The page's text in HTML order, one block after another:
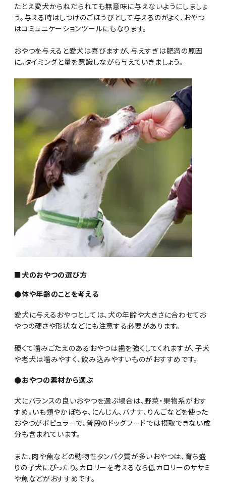
たとえ愛犬からねだられても無意味に与えないようにしましょ
う。与える時はしつけのごほうびとして与えるのがよく、おやつ
はコミュニケーションツールにもなります。
おやつを与えると愛犬は喜びますが、与えすぎは肥満の原因
に。タイミングと量を意識しながら与えていきましょう。
■犬のおやつの選び方
●体や年齢のことを考える
愛犬に与えるおやつとしては、犬の年齢や大きさに合わせてお
やつの硬さや形状などにも注意する必要があります。
硬くて噛みごたえのあるおやつは歯を強くしてくれますが、子犬
や老犬は噛みやすく、飲み込みやすいものがおすすめです。
●おやつの素材から選ぶ
犬にバランスの良いおやつを選ぶ場合は、野菜・果物系がおす
すめ。いも類やかぼちゃ、にんじん、バナナ、りんごなどを使った
おやつがポピュラーで、普段のドッグフードでは摂取できない成
分も含まれています。
また、肉や魚などの動物性タンパク質が多いおやつは、育ち盛
りの子犬にぴったり。カロリーを考えるなら低カロリーのササミ
や魚などがおすすめです。